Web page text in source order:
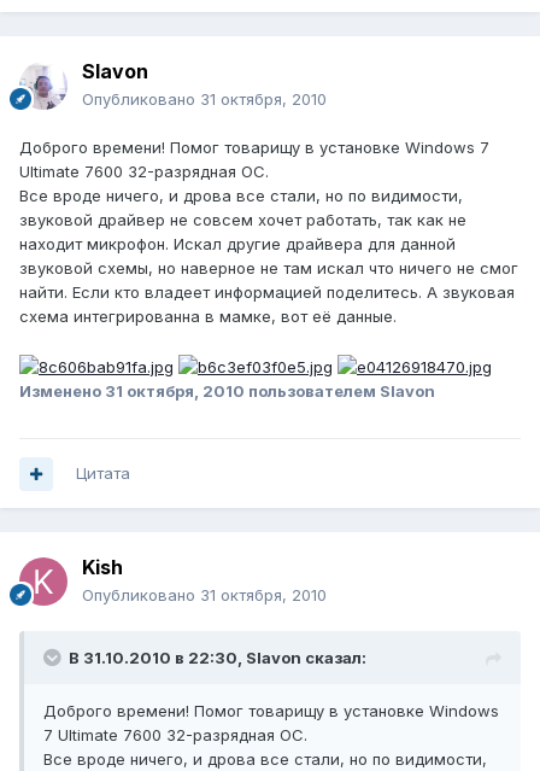
Slavon
Опубликовано 31 октября, 2010
Доброго времени! Помог товарищу в установке Windows 7
Ultimate 7600 32-разрядная ОС.
Все вроде ничего, и дрова все стали, но по видимости,
звуковой драйвер не совсем хочет работать, так как не
находит микрофон. Искал другие драйвера для данной
звуковой схемы, но наверное не там искал что ничего не смог
найти. Если кто владеет информацией поделитесь. А звуковая
схема интегрированна в мамке, вот её данные.
Изменено 31 октября, 2010 пользователем Slavon
Цитата
Kish
Опубликовано 31 октября, 2010
В 31.10.2010 в 22:30, Slavon сказал:
Доброго времени! Помог товарищу в установке Windows
7 Ultimate 7600 32-разрядная ОС.
Все вроде ничего, и дрова все стали, но по видимости,